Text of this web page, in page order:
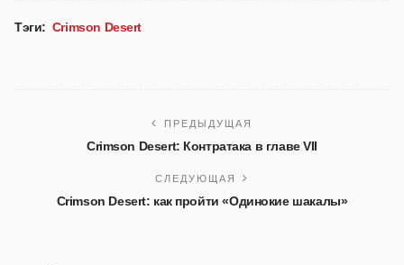
Тэги: Crimson Desert
ПРЕДЫДУЩАЯ
Crimson Desert: Контратака в главе VII
СЛЕДУЮЩАЯ
Crimson Desert: как пройти «Одинокие шакалы»